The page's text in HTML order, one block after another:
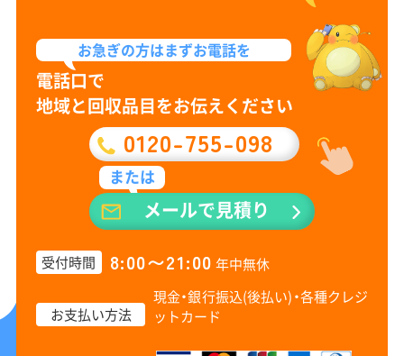
お急ぎの方はまずお電話を
電話口で
地域と回収品目をお伝えください
0120-755-098
または
メールで見積り
受付時間 8:00〜21:00 年中無休
お支払い方法
現金・銀行振込(後払い)・各種クレジ
ットカード